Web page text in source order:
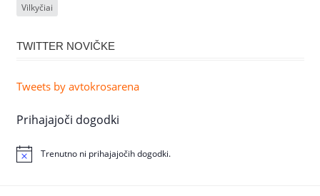
Vilkyčiai
TWITTER NOVIČKE
Tweets by avtokrosarena
Prihajajoči dogodki
Trenutno ni prihajajočih dogodki.